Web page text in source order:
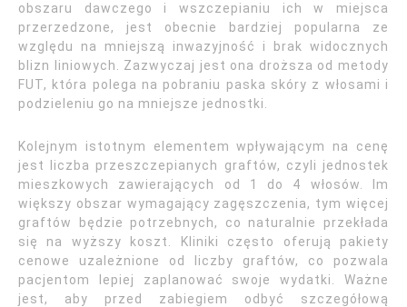
obszaru dawczego i wszczepianiu ich w miejsca
przerzedzone, jest obecnie bardziej popularna ze
względu na mniejszą inwazyjność i brak widocznych
blizn liniowych. Zazwyczaj jest ona droższa od metody
FUT, która polega na pobraniu paska skóry z włosami i
podzieleniu go na mniejsze jednostki.
Kolejnym istotnym elementem wpływającym na cenę
jest liczba przeszczepianych graftów, czyli jednostek
mieszkowych zawierających od 1 do 4 włosów. Im
większy obszar wymagający zagęszczenia, tym więcej
graftów będzie potrzebnych, co naturalnie przekłada
się na wyższy koszt. Kliniki często oferują pakiety
cenowe uzależnione od liczby graftów, co pozwala
pacjentom lepiej zaplanować swoje wydatki. Ważne
jest, aby przed zabiegiem odbyć szczegółową